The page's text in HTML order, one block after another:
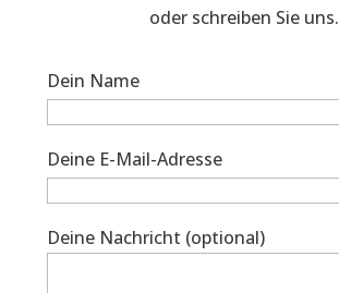
oder schreiben Sie uns.
Dein Name
Deine E-Mail-Adresse
Deine Nachricht (optional)